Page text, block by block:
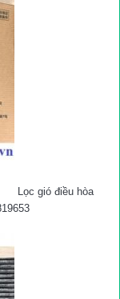
Lọc gió điều hòa